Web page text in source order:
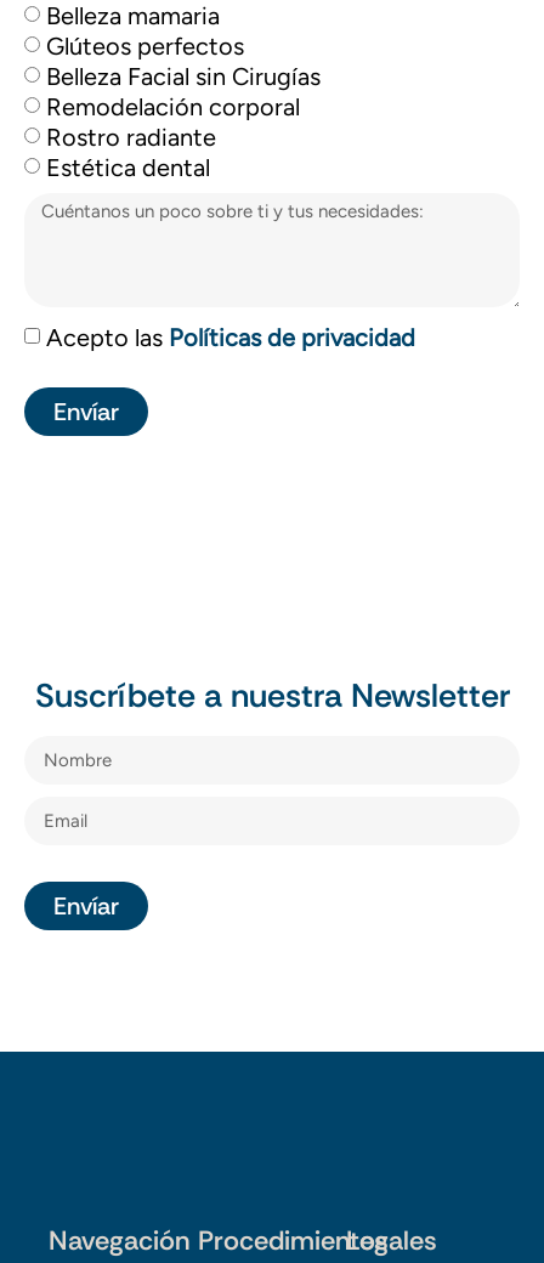
Belleza mamaria
Glúteos perfectos
Belleza Facial sin Cirugías
Remodelación corporal
Rostro radiante
Estética dental
Acepto las Políticas de privacidad
Envíar
Suscríbete a nuestra Newsletter
Envíar
Navegación ProcedimientosLegales